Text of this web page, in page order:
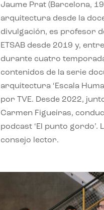
Jaume Prat (Barcelona,
arquitectura desde la
divulgación, es profesor
ETSAB desde 2019 y,
durante cuatro
contenidos de la serie
arquitectura ‘Escala
por TVE. Desde 2022,
Carmen Figueiras,
podcast ‘El punto gordo’.
consejo lector.